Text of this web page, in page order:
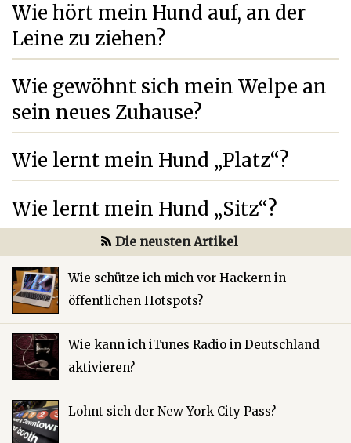
Wie hört mein Hund auf, an der
Leine zu ziehen?
Wie gewöhnt sich mein Welpe an
sein neues Zuhause?
Wie lernt mein Hund „Platz“?
Wie lernt mein Hund „Sitz“?
Die neusten Artikel
Wie schütze ich mich vor Hackern in
öffentlichen Hotspots?
Wie kann ich iTunes Radio in Deutschland
aktivieren?
Lohnt sich der New York City Pass?